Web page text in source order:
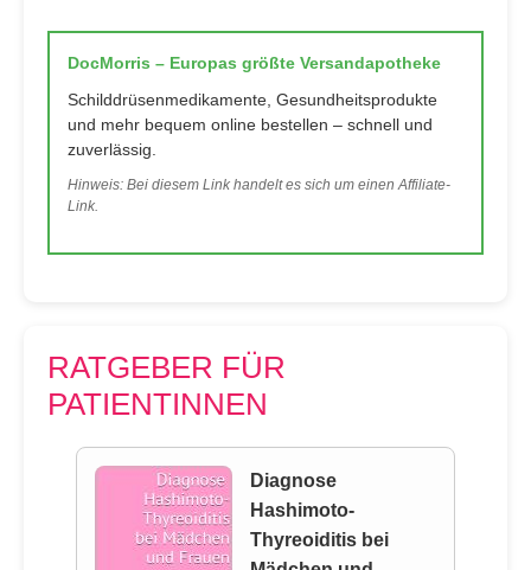
DocMorris – Europas größte Versandapotheke
Schilddrüsenmedikamente, Gesundheitsprodukte
und mehr bequem online bestellen – schnell und
zuverlässig.
Hinweis: Bei diesem Link handelt es sich um einen Affiliate-
Link.
RATGEBER FÜR
PATIENTINNEN
Diagnose
Hashimoto-
Thyreoiditis bei